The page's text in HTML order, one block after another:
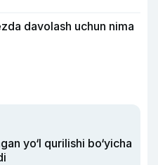
davolash uchun nima
yo‘l qurilishi bo‘yicha